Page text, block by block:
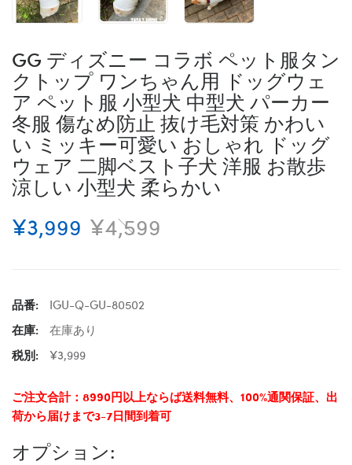
GG ディズニー コラボ ペット服タン
クトップ ワンちゃん用 ドッグウェ
ア ペット服 小型犬 中型犬 パーカー
冬服 傷なめ防止 抜け毛対策 かわい
い ミッキー可愛い おしゃれ ドッグ
ウェア 二脚ベスト子犬 洋服 お散歩
涼しい 小型犬 柔らかい
¥3,999 ¥4,599
品番:
IGU-Q-GU-80502
在庫:
在庫あり
税別:
¥3,999
ご注文合計：8990円以上ならば送料無料、100%通関保証、出
荷から届けまで3-7日間到着可
オプション: